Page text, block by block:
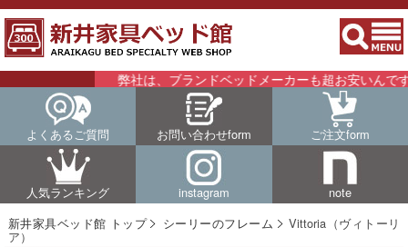
弊社は、ブランドベッドメーカーも超お安いんです！
よくあるご質問 お問い合わせform ご注文form
人気ランキング instagram
note
新井家具ベッド館 トップ
シーリーのフレーム Vittoria（ヴィトーリ
ア）